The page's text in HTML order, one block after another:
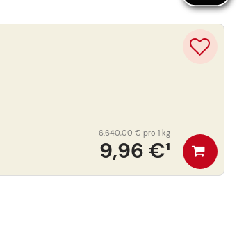
9,96 €¹
6.640,00 € pro 1 kg